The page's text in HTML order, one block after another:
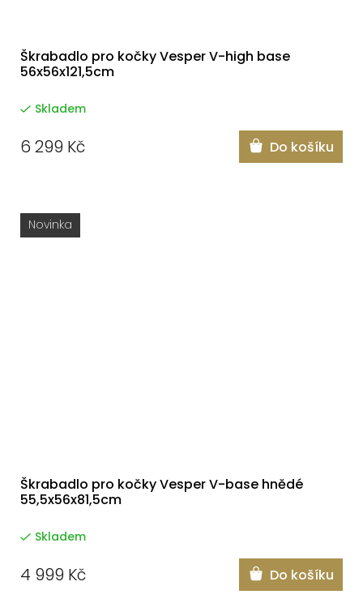
Škrabadlo pro kočky Vesper V-high base
56x56x121,5cm
Skladem
6 299 Kč Do košíku
Novinka
Škrabadlo pro kočky Vesper V-base hnědé
55,5x56x81,5cm
Skladem
4 999 Kč Do košíku